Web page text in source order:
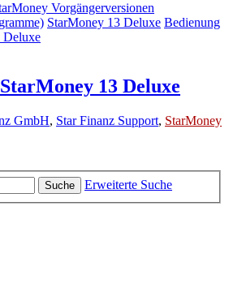
Vorgängerversionen
StarMoney 13 Deluxe Bedienung
Deluxe
13 Deluxe
GmbH, Star Finanz Support, StarMoney
Suche
Erweiterte Suche